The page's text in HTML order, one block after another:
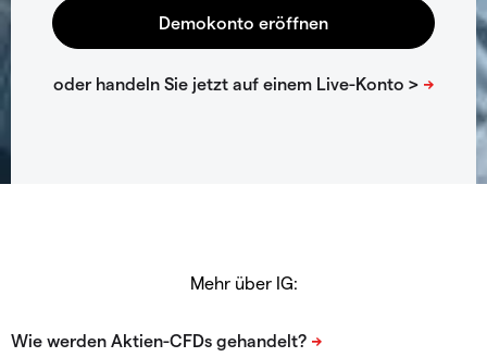
Mehr über IG: